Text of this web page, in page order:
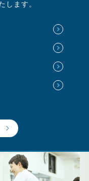
します。